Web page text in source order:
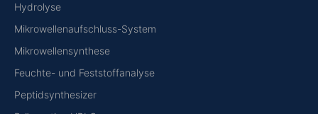
Hydrolyse
Mikrowellenaufschluss-System
Mikrowellensynthese
Feuchte- und Feststoffanalyse
Peptidsynthesizer